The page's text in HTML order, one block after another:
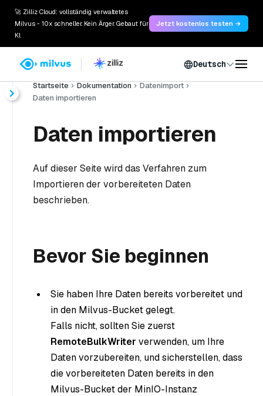
🚀 Zilliz Cloud: vollständig verwaltetes
Milvus - 10x schneller. Kein Ärger. Gebaut für
KI.
Jetzt kostenlos testen →
Deutsch
Startseite Dokumentation
Datenimport
Daten importieren
Daten importieren
Auf dieser Seite wird das Verfahren zum
Importieren der vorbereiteten Daten
beschrieben.
Bevor Sie beginnen
Sie haben Ihre Daten bereits vorbereitet und
in den Milvus-Bucket gelegt.
Falls nicht, sollten Sie zuerst
RemoteBulkWriter verwenden, um Ihre
Daten vorzubereiten, und sicherstellen, dass
die vorbereiteten Daten bereits in den
Milvus-Bucket der MinIO-Instanz